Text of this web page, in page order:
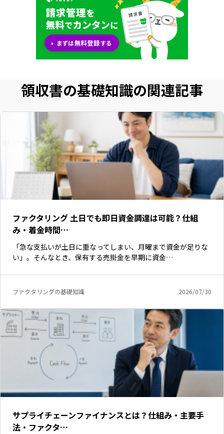
領収書の基礎知識の関連記事
ファクタリング 土日でも即日資金調達は可能？仕組
み・着金時間…
「急な支払いが土日に重なってしまい、月曜まで資金が足りな
い」。そんなとき、保有する売掛金を早期に資金…
ファクタリングの基礎知識 2026/07/30
サプライチェーンファイナンスとは？仕組み・主要手
法・ファクタ…